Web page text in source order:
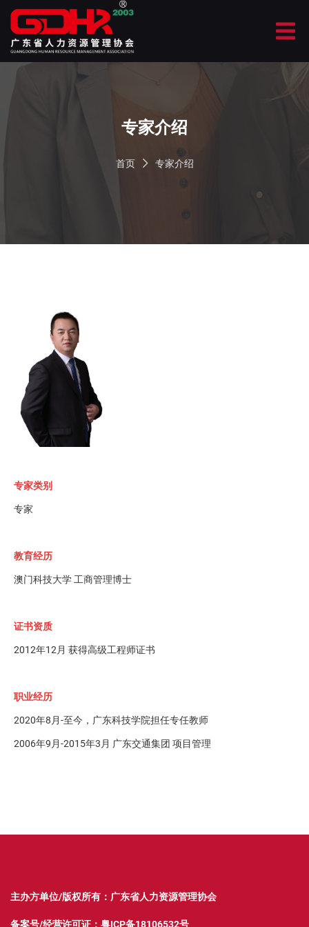
专家介绍
首页 专家介绍
专家类别
专家
教育经历
澳门科技大学 工商管理博士
证书资质
2012年12月 获得高级工程师证书
职业经历
2020年8月-至今，广东科技学院担任专任教师
2006年9月-2015年3月 广东交通集团 项目管理
主办方单位/版权所有：广东省人力资源管理协会
备案号/经营许可证： 粤ICP备18106532号